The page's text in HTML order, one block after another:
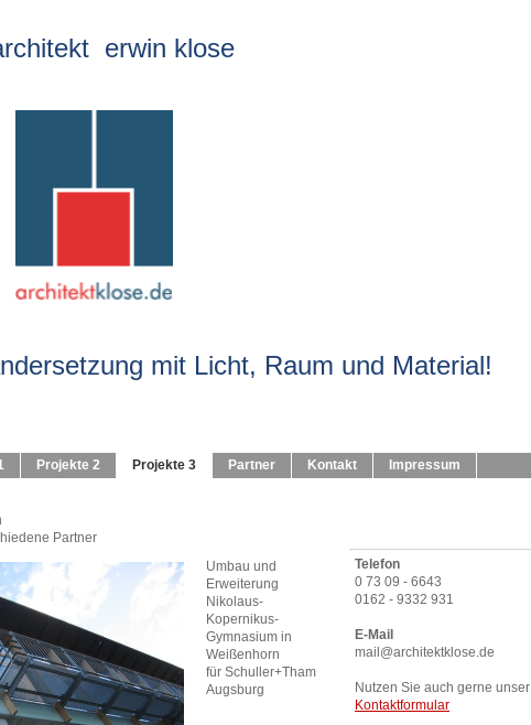
klose
mit Licht, Raum und Material!
Projekte 2 Projekte 3 Partner Kontakt Impressum
Partner
Umbau und
Erweiterung
Nikolaus-
Kopernikus-
Gymnasium in
Weißenhorn
für Schuller+Tham
Augsburg
Telefon
0 73 09 - 6643
0162 - 9332 931
E-Mail
mail@architektklose.de
Nutzen Sie auch gerne unser
Kontaktformular